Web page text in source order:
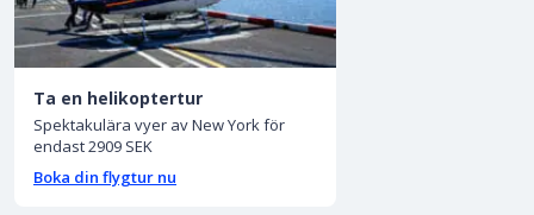
Ta en helikoptertur
Spektakulära vyer av New York för
endast 2909 SEK
Boka din flygtur nu